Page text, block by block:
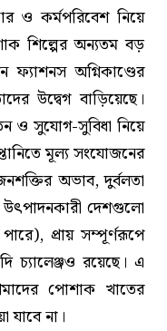
ও কর্মপরিবেশ নিয়ে
শিল্পের অন্যতম বড়
ফ্যাশনস অগ্নিকাণ্ডের
উদ্বেগ বাড়িয়েছে।
ও সুযোগ-সুবিধা নিয়ে
মূল্য সংযোজনের
অভাব, দুর্বলতা
দেশগুলো
প্রায় সম্পূর্ণরূপে
চ্যালেঞ্জও রয়েছে। এ
পোশাক খাতের
যাবে না।